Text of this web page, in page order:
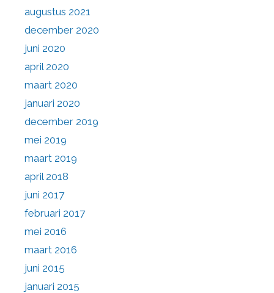
augustus 2021
december 2020
juni 2020
april 2020
maart 2020
januari 2020
december 2019
mei 2019
maart 2019
april 2018
juni 2017
februari 2017
mei 2016
maart 2016
juni 2015
januari 2015